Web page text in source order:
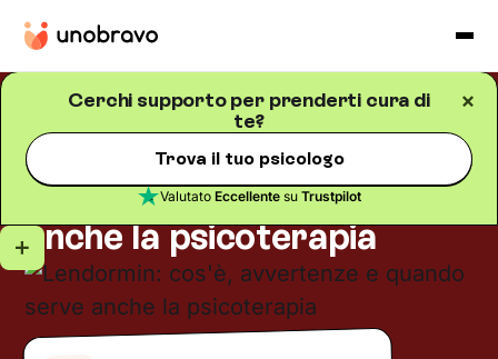
Cerchi supporto per prenderti cura di
te?
Trova il tuo psicologo
Valutato Eccellentesu Trustpilot
minuti di lettura
Lendormin: cos'è,
avvertenze e quando serve
anche la psicoterapia